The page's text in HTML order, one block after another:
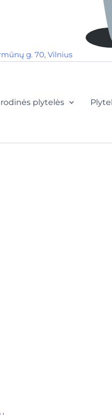
g. 70, Vilnius
plytelės